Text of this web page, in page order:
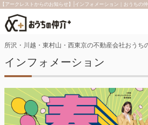
【アークレストからのお知らせ】|インフォメーション｜おうちの
所沢・川越・東村山・西東京の不動産会社おうち
インフォメーション